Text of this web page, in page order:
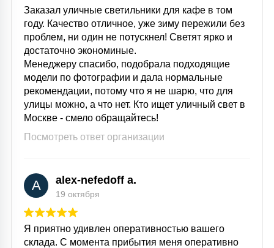
Заказал уличные светильники для кафе в том
году. Качество отличное, уже зиму пережили без
проблем, ни один не потускнел! Светят ярко и
достаточно экономиные.
Менеджеру спасибо, подобрала подходящие
модели по фотографии и дала нормальные
рекомендации, потому что я не шарю, что для
улицы можно, а что нет. Кто ищет уличный свет в
Москве - смело обращайтесь!
Посмотреть ответ организации
A alex-nefedoff a.
19 октября
Я приятно удивлен оперативностью вашего
склада. С момента прибытия меня оперативно